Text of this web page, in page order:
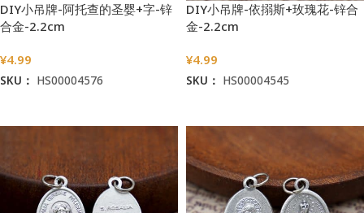
DIY小吊牌-阿托查的圣婴+字-锌
合金-2.2cm
¥4.99
SKU： HS00004576
DIY小吊牌-依搦斯+玫瑰花-锌合
金-2.2cm
¥4.99
SKU： HS00004545